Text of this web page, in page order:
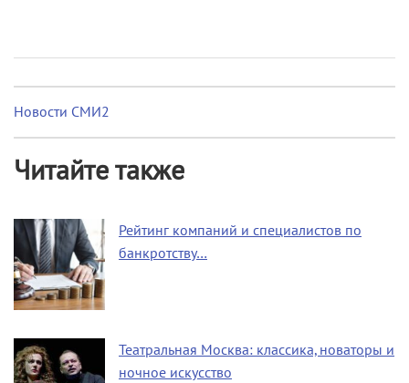
Новости СМИ2
Читайте также
Рейтинг компаний и специалистов по
банкротству…
Театральная Москва: классика, новаторы и
ночное искусство